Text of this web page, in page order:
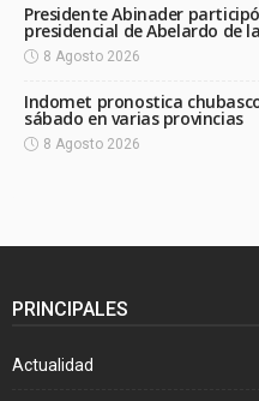
Presidente Abinader
presidencial de Abelardo de
8 Agosto 2026
Indomet pronostica
sábado en varias provincias
8 Agosto 2026
PRINCIPALES
Actualidad